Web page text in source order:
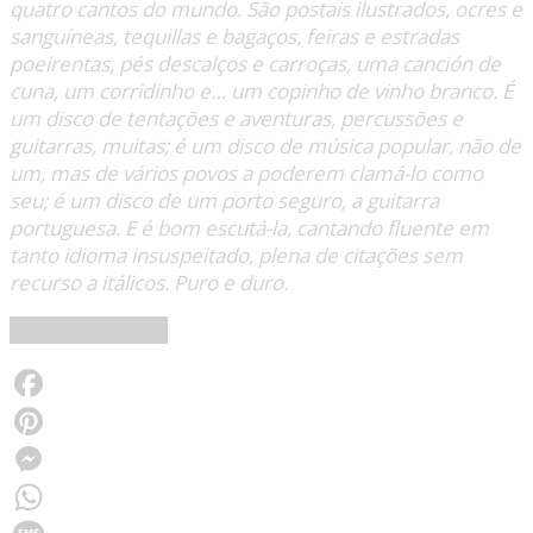
quatro cantos do mundo. São postais ilustrados, ocres e
sanguíneas, tequillas e bagaços, feiras e estradas
poeirentas, pés descalços e carroças, uma canción de
cuna, um corridinho e… um copinho de vinho branco. É
um disco de tentações e aventuras, percussões e
guitarras, muitas; é um disco de música popular, não de
um, mas de vários povos a poderem clamá-lo como
seu; é um disco de um porto seguro, a guitarra
portuguesa. E é bom escutá-la, cantando fluente em
tanto idioma insuspeitado, plena de citações sem
recurso a itálicos. Puro e duro.
Facebook
Pinterest
Messenger